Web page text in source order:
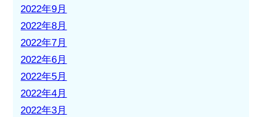
2022年9月
2022年8月
2022年7月
2022年6月
2022年5月
2022年4月
2022年3月